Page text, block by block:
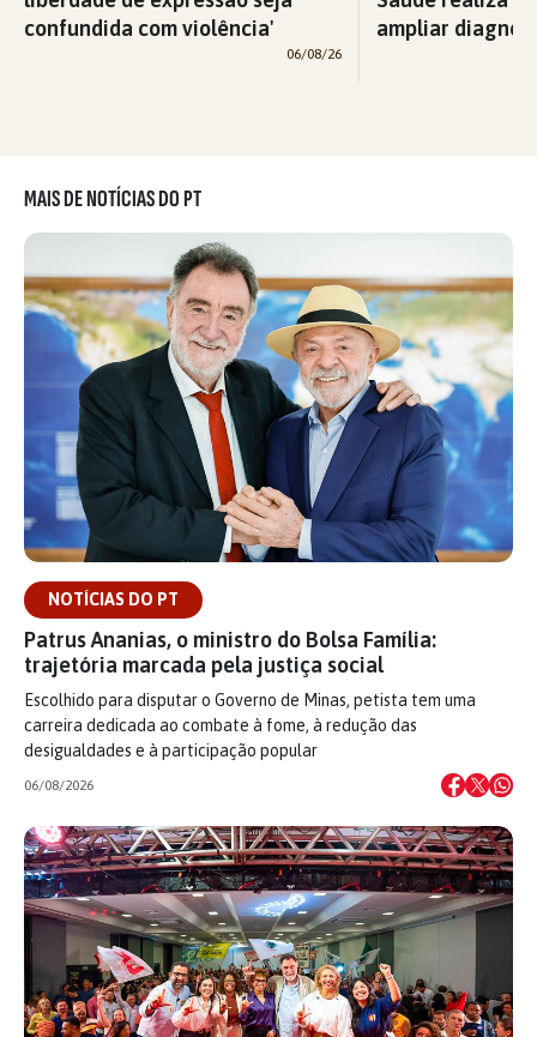
confundida com violência'
06/08/26
ampliar
MAIS DE NOTÍCIAS DO PT
NOTÍCIAS DO PT
Patrus Ananias, o ministro do Bolsa Família:
trajetória marcada pela justiça social
Escolhido para disputar o Governo de Minas, petista tem uma
carreira dedicada ao combate à fome, à redução das
desigualdades e à participação popular
06/08/2026